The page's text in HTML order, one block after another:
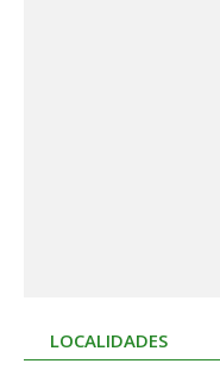
LOCALIDADES